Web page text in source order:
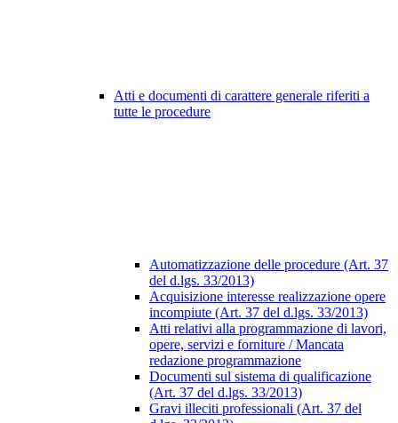
Atti e documenti di carattere generale riferiti a
tutte le procedure
Automatizzazione delle procedure (Art. 37
del d.lgs. 33/2013)
Acquisizione interesse realizzazione opere
incompiute (Art. 37 del d.lgs. 33/2013)
Atti relativi alla programmazione di lavori,
opere, servizi e forniture / Mancata
redazione programmazione
Documenti sul sistema di qualificazione
(Art. 37 del d.lgs. 33/2013)
Gravi illeciti professionali (Art. 37 del